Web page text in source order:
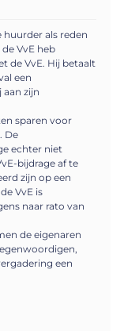
als reden
VvE heb
de VvE. Hij betaalt
een
zijn
sparen voor
De
echter niet
bijdrage af te
zijn op een
VvE is
naar rato van
de eigenaren
een